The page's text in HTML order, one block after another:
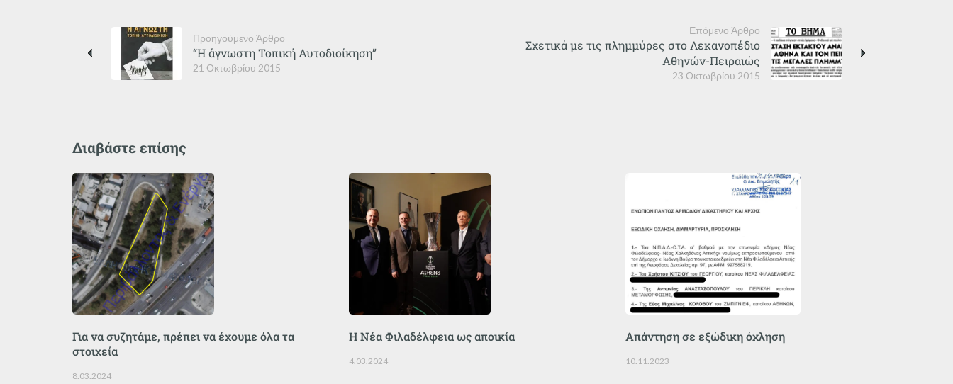
Προηγούμενο Άρθρο
21 Οκτωβρίου 2015
“Η άγνωστη Τοπική Αυτοδιοίκηση”
Επόμενο Άρθρο
23 Οκτωβρίου 2015
Σχετικά με τις πλημμύρες στο Λεκανοπέδιο
Αθηνών-Πειραιώς
Διαβάστε επίσης
Για να συζητάμε, πρέπει να έχουμε όλα τα
στοιχεία
8.03.2024
Η Νέα Φιλαδέλφεια ως αποικία
4.03.2024
Απάντηση σε εξώδικη όχληση
10.11.2023